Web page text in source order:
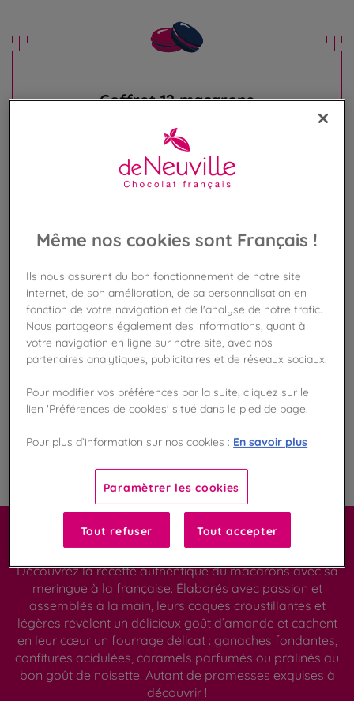
Coffret 12 macarons
23,50 €
Poids 165g (142,42 €/kg)
dès 50€ d'achat
Gagnez 23 points de fidélité !
avec notre programme Privilège
Fabriqué en France
Carrément macaron !
Découvrez la recette authentique du macarons avec sa
meringue à la française. Élaborés avec passion et
assemblés à la main, leurs coques croustillantes et
légères révèlent un délicieux goût d’amande et cachent
en leur cœur un fourrage délicat : ganaches fondantes,
confitures acidulées, caramels parfumés ou pralinés au
bon goût de noisette. Autant de promesses exquises à
découvrir !
Même nos cookies sont Français !
Ils nous assurent du bon fonctionnement de notre site
internet, de son amélioration, de sa personnalisation en
fonction de votre navigation et de l'analyse de notre trafic.
Nous partageons également des informations, quant à
votre navigation en ligne sur notre site, avec nos
partenaires analytiques, publicitaires et de réseaux sociaux.
Pour modifier vos préférences par la suite, cliquez sur le
lien 'Préférences de cookies' situé dans le pied de page.
Pour plus d’information sur nos cookies : En savoir plus
Paramètrer les cookies
Tout refuser Tout accepter